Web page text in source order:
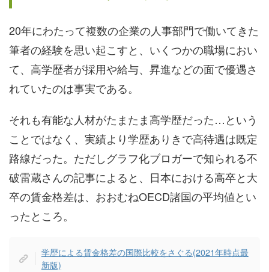
20年にわたって複数の企業の人事部門で働いてきた
筆者の経験を思い起こすと、いくつかの職場におい
て、高学歴者が採用や給与、昇進などの面で優遇さ
れていたのは事実である。
それも有能な人材がたまたま高学歴だった…という
ことではなく、実績より学歴ありきで高待遇は既定
路線だった。ただしグラフ化ブロガーで知られる不
破雷蔵さんの記事によると、日本における高卒と大
卒の賃金格差は、おおむねOECD諸国の平均値とい
ったところ。
学歴による賃金格差の国際比較をさぐる(2021年時点最
新版)